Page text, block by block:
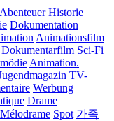
Abenteuer Historie
Dokumentation
Animationsfilm
Dokumentarfilm Sci-Fi
Animation.
TV-
Werbung
Drame
Mélodrame Spot 가족